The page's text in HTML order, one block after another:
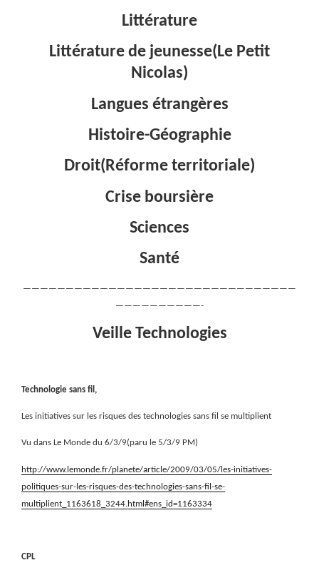
Littérature
Littérature de jeunesse(Le Petit
Nicolas)
Langues étrangères
Histoire-Géographie
Droit(Réforme territoriale)
Crise boursière
Sciences
Santé
————————————————————————————————
——————————-
Veille Technologies
Technologie sans fil,
Les initiatives sur les risques des technologies sans fil se multiplient
Vu dans Le Monde du 6/3/9(paru le 5/3/9 PM)
http://www.lemonde.fr/planete/article/2009/03/05/les-initiatives-
politiques-sur-les-risques-des-technologies-sans-fil-se-
multiplient_1163618_3244.html#ens_id=1163334
CPL